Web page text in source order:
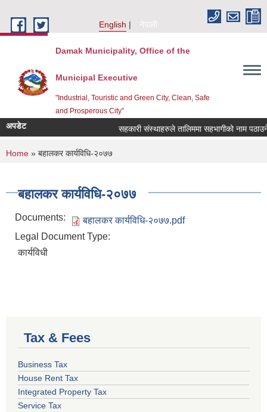
English
नेपाली
Damak Municipality, Office of the
Municipal Executive
"Industrial, Touristic and Green City, Clean, Safe
and Prosperous City”
अपडेट सहकारी संस्थाहरुले तालिममा सहभागीको नाम पठाउने
You are here
Home » बहालकर कार्यविधि-२०७७
बहालकर कार्यविधि-२०७७
Documents:
बहालकर कार्यविधि-२०७७.pdf
Legal Document Type:
कार्यविधी
Tax & Fees
Business Tax
House Rent Tax
Integrated Property Tax
Service Tax